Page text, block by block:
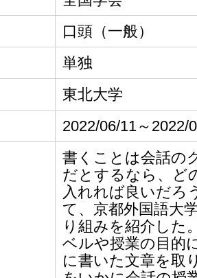
口頭（一般）
単独
東北⼤学
2022/06/11～2022/
書くことは会話の
だとするなら、ど
入れれば良いだろ
て、京都外国語大
り組みを紹介した
ベルや授業の目的
に書いた文章を取